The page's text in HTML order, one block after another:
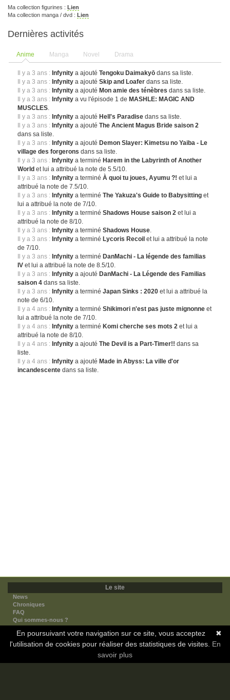
Ma collection figurines : Lien
Ma collection manga / dvd : Lien
Dernières activités
Anime Manga Novel Drama
Il y a 3 ans : Infynity a ajoutéTengoku Daimakyō dans sa liste.
Il y a 3 ans : Infynity a ajoutéSkip and Loafer dans sa liste.
Il y a 3 ans : Infynity a ajouté Mon amie des ténèbres dans sa liste.
Il y a 3 ans : Infynity a vu l'épisode 1 de MASHLE: MAGIC AND
MUSCLES.
Il y a 3 ans : Infynity a ajouté Hell's Paradise dans sa liste.
Il y a 3 ans : Infynity a ajoutéThe Ancient Magus Bride saison 2
dans sa liste.
Il y a 3 ans : Infynity a ajouté Demon Slayer: Kimetsu no Yaiba - Le
village des forgerons dans sa liste.
Il y a 3 ans : Infynity a terminé Harem in the Labyrinth of Another
World et lui a attribué la note de 5.5/10.
Il y a 3 ans : Infynity a terminéÀ quoi tu joues, Ayumu ?! et lui a
attribué la note de 7.5/10.
Il y a 3 ans : Infynity a terminéThe Yakuza's Guide to Babysitting et
lui a attribué la note de 7/10.
Il y a 3 ans : Infynity a terminéShadows House saison 2 et lui a
attribué la note de 8/10.
Il y a 3 ans : Infynity a terminéShadows House.
Il y a 3 ans : Infynity a terminé Lycoris Recoil et lui a attribué la note
de 7/10.
Il y a 3 ans : Infynity a terminé DanMachi - La légende des familias
IV et lui a attribué la note de 8.5/10.
Il y a 3 ans : Infynity a ajouté DanMachi - La Légende des Familias
saison 4 dans sa liste.
Il y a 3 ans : Infynity a terminéJapan Sinks : 2020 et lui a attribué la
note de 6/10.
Il y a 4 ans : Infynity a terminéShikimori n'est pas juste mignonne et
lui a attribué la note de 7/10.
Il y a 4 ans : Infynity a terminé Komi cherche ses mots 2 et lui a
attribué la note de 8/10.
Il y a 4 ans : Infynity a ajoutéThe Devil is a Part-Timer!!dans sa
liste.
Il y a 4 ans : Infynity a ajouté Made in Abyss: La ville d'or
incandescente dans sa liste.
Le site
News
Chroniques
FAQ
Qui sommes-nous ?
Nos partenaires
Faites-nous connaitre
Nous contacter
✖
En poursuivant votre navigation sur ce site, vous acceptez
l'utilisation de cookies pour réaliser des statistiques de visites. En
savoir plus